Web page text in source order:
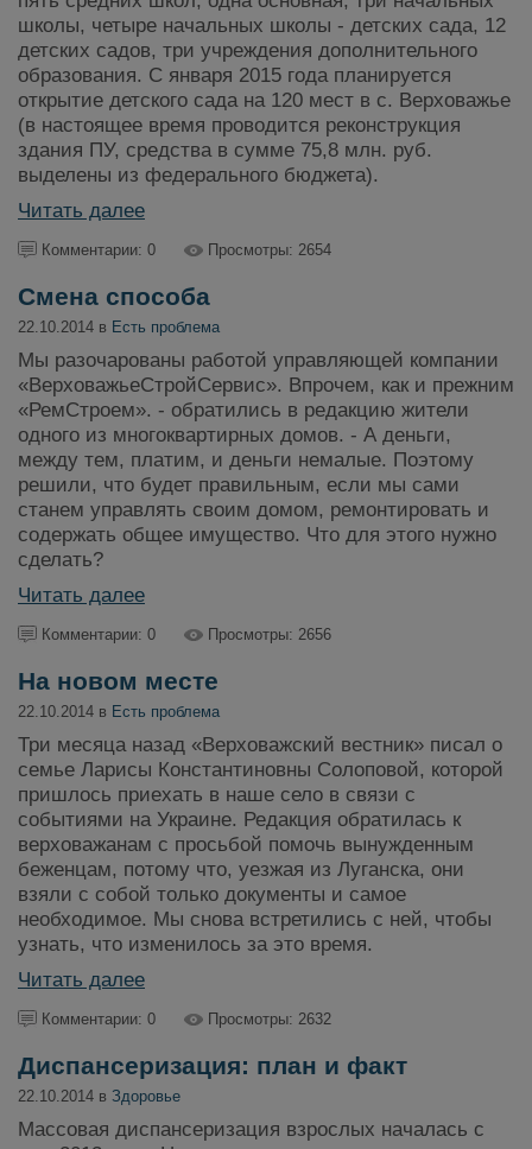
школы, четыре начальных школы - детских сада, 12
детских садов, три учреждения дополнительного
образования. С января 2015 года планируется
открытие детского сада на 120 мест в с. Верховажье
(в настоящее время проводится реконструкция
здания ПУ, средства в сумме 75,8 млн. руб.
выделены из федерального бюджета).
Читать далее
Комментарии: 0 Просмотры: 2654
Смена способа
22.10.2014 в Есть проблема
Мы разочарованы работой управляющей компании
«ВерховажьеСтройСервис». Впрочем, как и прежним
«РемСтроем». - обратились в редакцию жители
одного из многоквартирных домов. - А деньги,
между тем, платим, и деньги немалые. Поэтому
решили, что будет правильным, если мы сами
станем управлять своим домом, ремонтировать и
содержать общее имущество. Что для этого нужно
сделать?
Читать далее
Комментарии: 0 Просмотры: 2656
На новом месте
22.10.2014 в Есть проблема
Три месяца назад «Верховажский вестник» писал о
семье Ларисы Константиновны Солоповой, которой
пришлось приехать в наше село в связи с
событиями на Украине. Редакция обратилась к
верховажанам с просьбой помочь вынужденным
беженцам, потому что, уезжая из Луганска, они
взяли с собой только документы и самое
необходимое. Мы снова встретились с ней, чтобы
узнать, что изменилось за это время.
Читать далее
Комментарии: 0 Просмотры: 2632
Диспансеризация: план и факт
22.10.2014 в Здоровье
Массовая диспансеризация взрослых началась с